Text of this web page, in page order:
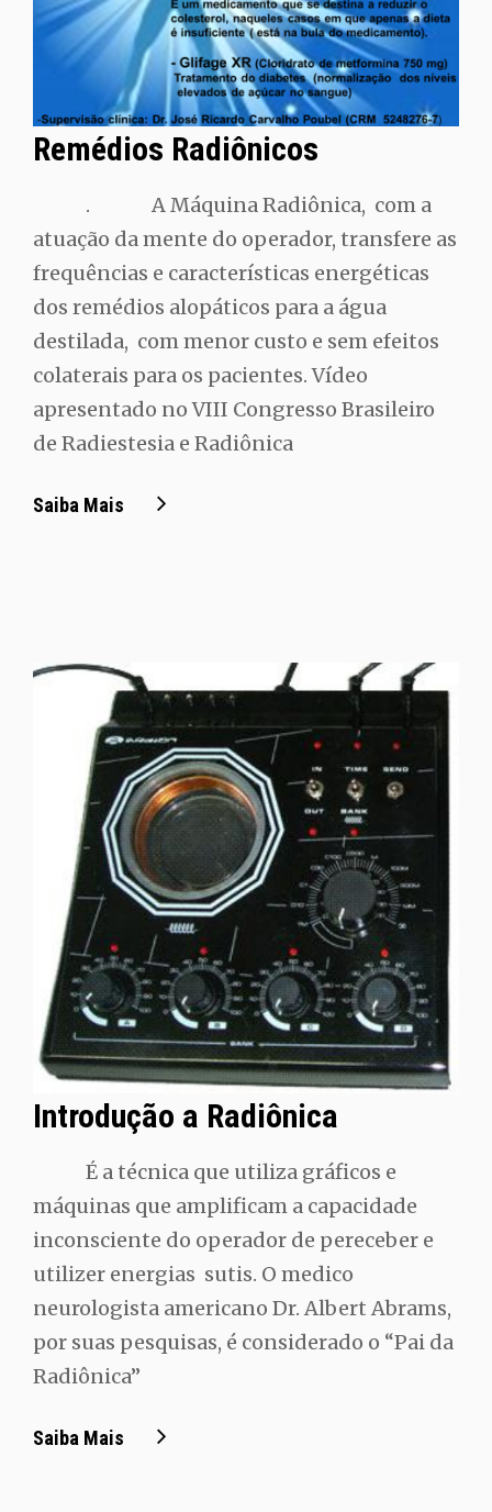
Remédios Radiônicos
. A Máquina Radiônica, com a
atuação da mente do operador, transfere as
frequências e características energéticas
dos remédios alopáticos para a água
destilada, com menor custo e sem efeitos
colaterais para os pacientes. Vídeo
apresentado no VIII Congresso Brasileiro
de Radiestesia e Radiônica
Saiba Mais Remédios
Introdução a Radiônica
É a técnica que utiliza gráficos e
máquinas que amplificam a capacidade
inconsciente do operador de pereceber e
utilizer energias sutis. O medico
neurologista americano Dr. Albert Abrams,
por suas pesquisas, é considerado o “Pai da
Radiônica”
Saiba Mais Introdução